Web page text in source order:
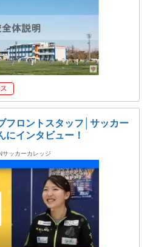
フロントスタッフ│サッカー
にインタビュー！
サッカーカレッジ